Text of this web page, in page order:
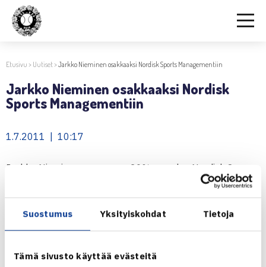
Suostumus Yksityiskohdat Tietoja
Tämä sivusto käyttää evästeitä
Etusivu > Uutiset>Jarkko Nieminen osakkaaksi Nordisk Sports Managementiin
Jarkko Nieminen osakkaaksi Nordisk
Sports Managementiin
1.7.2011 | 10:17
Jarkko Nieminen on ostanut 20% osuuden Nordisk Sports
Management Oy manageritoimistosta. Nordisk Sport
Management toimii suomalaisten pelaajien
manageritoimistona.